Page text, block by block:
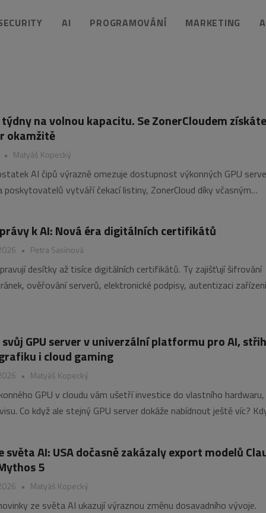
AI PROGRAMOVÁNÍ MARKETING
na volnou kapacitu. Se ZonerCloudem
okamžitě
• Matyáš Kopecký
AI čipů výrazně omezuje dostupnost výkonných GPU
poskytovatelů vytváří čekací listiny, ZonerCloud díky včasným
k AI: Nová éra digitálních certifikátů
• Petra Sasínová
desítky až tisíce digitálních certifikátů. Ty zajišťují šifrování
ověřování serverů, elektronické podpisy, autentizaci
GPU server v univerzální platformu pro AI, střih
i cloud gaming
• Matyáš Kopecký
GPU v cloudu vám ušetří investice do vlastního
Co když ale stejný GPU server dokáže nabídnout ještě víc?
světa AI: USA dočasně zakázaly export modelů
5
• Matyáš Kopecký
ze světa AI ukazují výraznou změnu dosavadního vývoje.